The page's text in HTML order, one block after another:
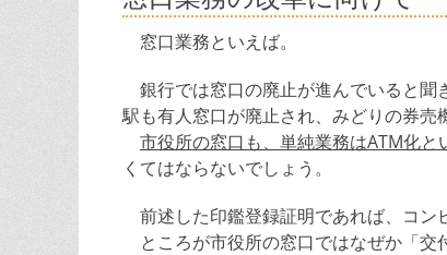
窓口業務といえば。
銀行では窓口の廃止が進んでいると聞
駅も有人窓口が廃止され、みどりの券売
市役所の窓口も、単純業務はATM化と
くてはならないでしょう。
前述した印鑑登録証明であれば、コン
ところが市役所の窓口ではなぜか「交